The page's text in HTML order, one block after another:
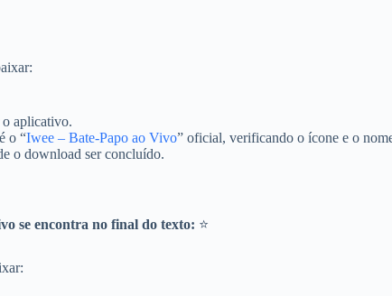
o aplicativo.
o “Iwee – Bate-Papo ao Vivo” oficial, verificando o ícone e o
o download ser concluído.
se encontra no final do texto: ⭐